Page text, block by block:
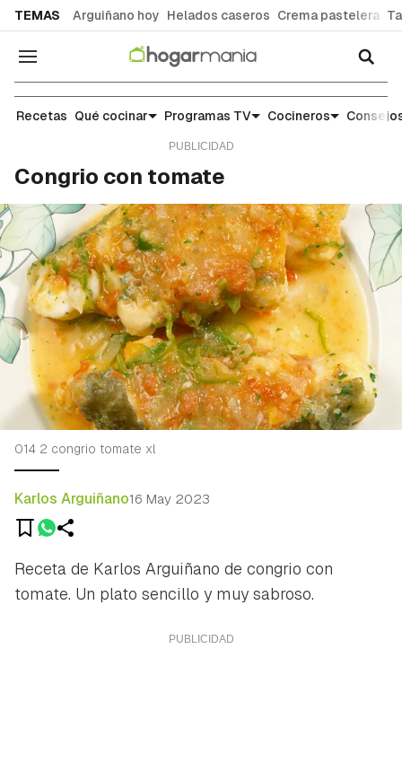
TEMAS Arguiñano hoy Helados caseros Crema pastelera
Navegación
Recetas
Recetas Qué cocinar Programas TV Cocineros
Congrio con tomate
014 2 congrio tomate xl
Karlos Arguiñano16 May 2023
Receta de Karlos Arguiñano de congrio con
tomate. Un plato sencillo y muy sabroso.